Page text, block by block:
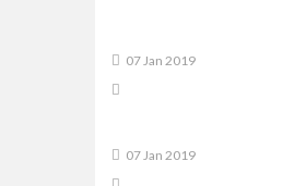
07 Jan 2019
07 Jan 2019